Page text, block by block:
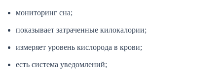
мониторинг сна;
показывает затраченные килокалории;
измеряет уровень кислорода в крови;
есть система уведомлений;